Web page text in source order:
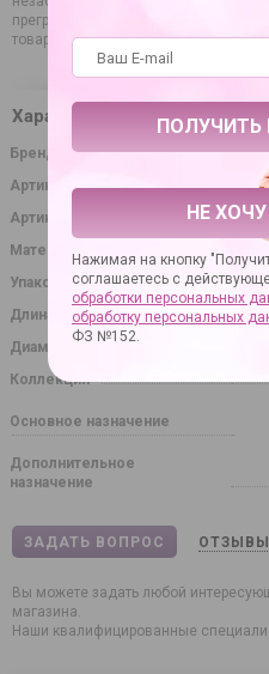
преграды, мешающие полностью
товара по России мы выполним
Характеристики
Бренд
Артикул
Артикул производителя
Материал
Упаковка
Длина в сантиметрах
Диаметр в сантиметрах
Коллекция
Основное назначение
Дополнительное
назначение
ЗАДАТЬ ВОПРОС ОТЗЫВЫ
Вы можете задать любой
магазина.
Наши квалифицированные
НЕ
Нажимая на кнопку
соглашаетесь с
обработки персональных
обработку персональных
ФЗ №152.